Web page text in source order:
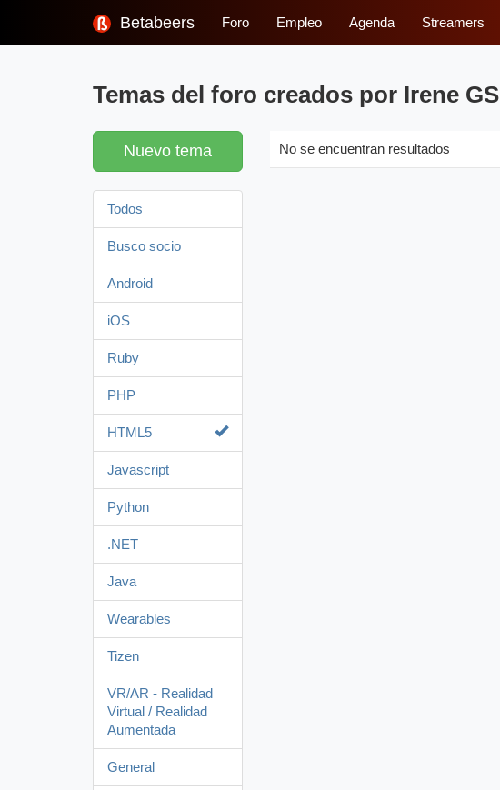
Betabeers Foro Empleo Agenda Streamers
Temas del foro creados por Irene GS
Nuevo tema
Todos
Busco socio
Android
iOS
Ruby
PHP
HTML5
Javascript
Python
.NET
Java
Wearables
Tizen
VR/AR - Realidad
Virtual / Realidad
Aumentada
General
No se encuentran resultados